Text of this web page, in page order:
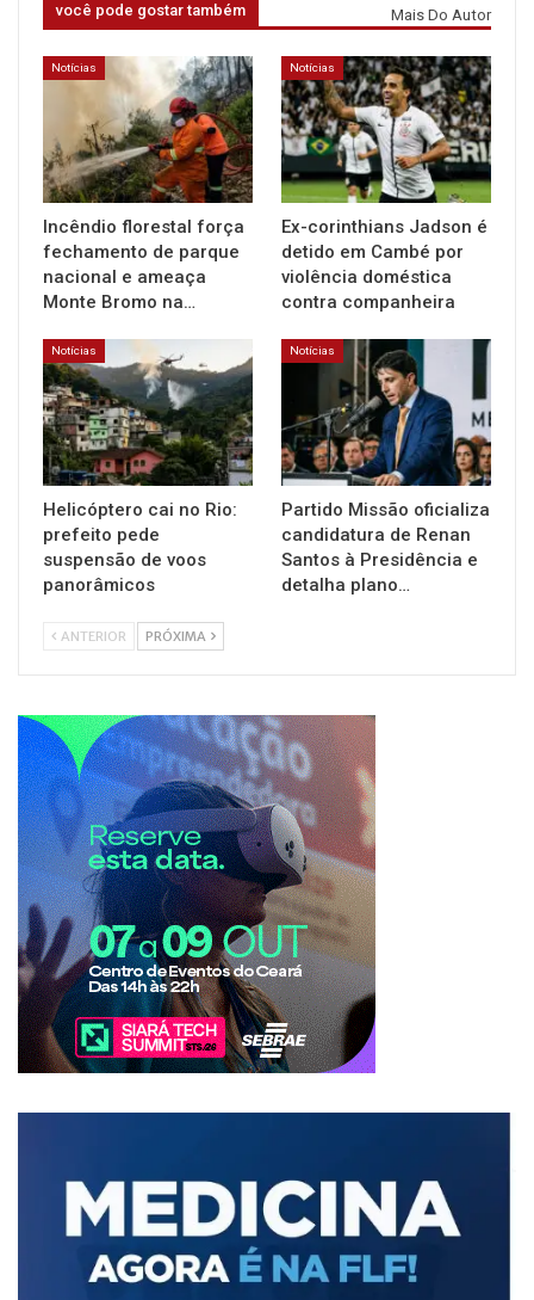
você pode gostar também Mais Do Autor
Notícias
Incêndio florestal força
fechamento de parque
nacional e ameaça
Monte Bromo na…
Notícias
Ex-corinthians Jadson é
detido em Cambé por
violência doméstica
contra companheira
Notícias
Helicóptero cai no Rio:
prefeito pede
suspensão de voos
panorâmicos
Notícias
Partido Missão oficializa
candidatura de Renan
Santos à Presidência e
detalha plano…
ANTERIOR PRÓXIMA